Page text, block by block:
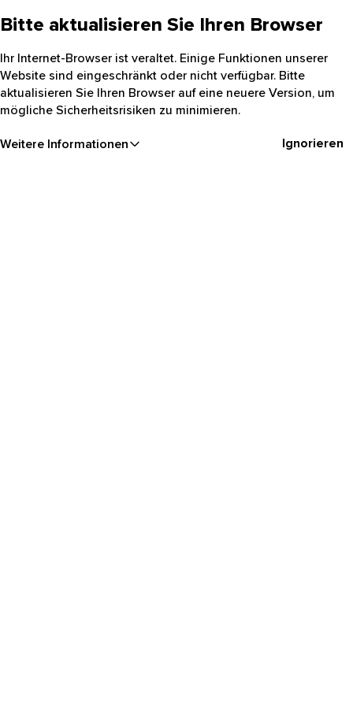
Bitte aktualisieren Sie Ihren Browser
Ihr Internet-Browser ist veraltet. Einige Funktionen unserer
Website sind eingeschränkt oder nicht verfügbar. Bitte
aktualisieren Sie Ihren Browser auf eine neuere Version, um
mögliche Sicherheitsrisiken zu minimieren.
Weitere Informationen Ignorieren